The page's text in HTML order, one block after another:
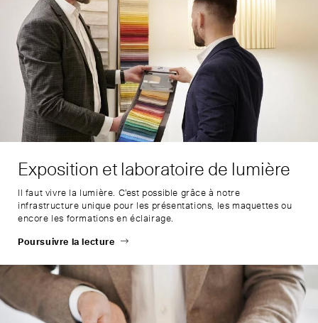
Exposition et laboratoire de lumière
Il faut vivre la lumière. C’est possible grâce à notre
infrastructure unique pour les présentations, les maquettes ou
encore les formations en éclairage.
Poursuivre la lecture